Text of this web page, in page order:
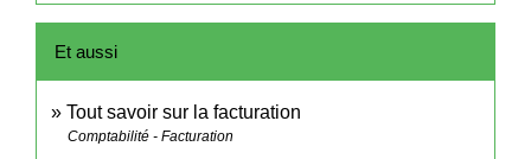
Et aussi
Tout savoir sur la facturation
Comptabilité - Facturation